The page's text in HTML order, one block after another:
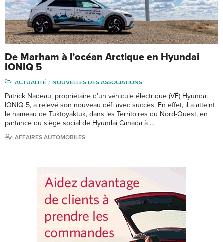
De Marham à l’océan Arctique en Hyundai
IONIQ 5
ACTUALITÉ NOUVELLES DES ASSOCIATIONS
Patrick Nadeau, propriétaire d’un véhicule électrique (VÉ) Hyundai
IONIQ 5, a relevé son nouveau défi avec succès. En effet, il a atteint
le hameau de Tuktoyaktuk, dans les Territoires du Nord-Ouest, en
partance du siège social de Hyundai Canada à …
AFFAIRES AUTOMOBILES